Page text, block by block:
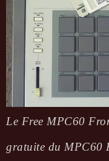
Le Free MPC60
gratuite du MPC60